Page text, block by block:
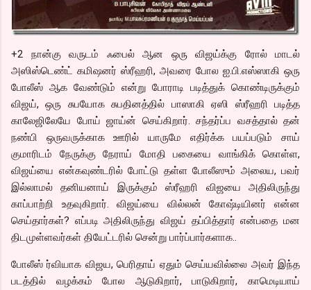
+2 நான்கு வருடம் ஃபைல் ஆன ஒரு விஜய்க்கு ரோல் மாடல்
அஸிஸ்டெண்ட் கமிஷனர் ஸ்ரீஹரி, அவரை போல ஐ.பி.எஸ்ஸாகி ஒரு
போலீஸ் ஆக வேண்டும் என்று போராடி படித்துக் கொண்டிருக்கும்
விஜய், ஒரு சுபயோக சுபதினத்தில் பாஸாகி ஏஸி ஸ்ரீஹரி படித்த
காலேஜிலேயே போய் ஜாய்ன் செய்கிறார். சந்தர்ப்ப வசத்தால் தன்
நண்பி ஒருவருக்காக ஊரில் யாருமே எதிர்க்க பயப்படும் சாய்
குமாரிடம் நேருக்கு நேராய் மோதி பகையை வாங்கிக் கொள்ள,
விஜய்யை என்கவுண்டரில் போட்டு தள்ள போலீஸும் அலைய, பவர்
இல்லாமல் தனியனாய் இருக்கும் ஸ்ரீஹரி விஜயை அதிலிருந்து
காப்பாற்றி உதவுகிறார். விஜய்யை வில்லன் கோஷ்டியினர் என்ன
செய்தார்கள்? எப்படி அதிலிருந்து விஜய் தப்பித்தார் என்பதை மன
திடமுள்ளவர்கள் தியேட்டரில் சென்று பார்ப்பார்களாக..
போலீஸ் ர்வியாக விஜய, பெரிதாய் ஏதும் செய்யவில்லை அவர் இந்த
படத்தில் வழக்கம் போல ஆடுகிறார், பாடுகிறார், காமெடியாய்